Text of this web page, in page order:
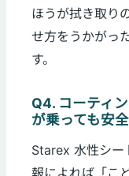
ほうが拭き取り
せ方をうかがっ
す。
Q4. コーティ
が乗っても安
Starex 水性シー